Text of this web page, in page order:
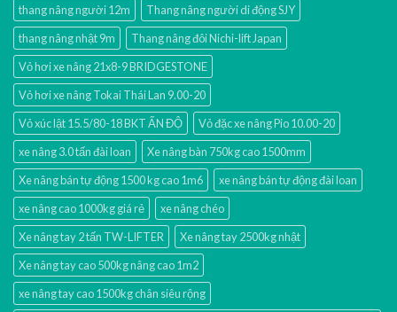
thang nâng người 12m
Thang nâng người di động SJY
thang nâng nhật 9m
Thang nâng đôi Nichi-lift Japan
Vỏ hơi xe nâng 21x8-9 BRIDGESTONE
Vỏ hơi xe nâng Tokai Thái Lan 9.00-20
Vỏ xúc lật 15.5/80-18 BKT ẤN ĐỘ
Vỏ đặc xe nâng Pio 10.00-20
xe nâng 3.0 tấn đài loan
Xe nâng bàn 750kg cao 1500mm
Xe nâng bán tự động 1500 kg cao 1m6
xe nâng bán tự động đài loan
xe nâng cao 1000kg giá rẻ
xe nâng chéo
Xe nâng tay 2 tấn TW-LIFTER
Xe nâng tay 2500kg nhật
Xe nâng tay cao 500kg nâng cao 1m2
xe nâng tay cao 1500kg chân siêu rộng